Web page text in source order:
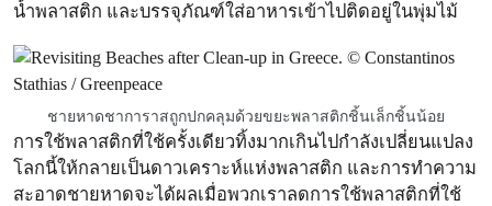
น้ำพลาสติก และบรรจุภัณฑ์ใส่อาหารเข้าไปติดอยู่ในพุ่มไม้
ชายหาดชาการาสถูกปกคลุมด้วยขยะพลาสติกชิ้นเล็กชิ้นน้อย
การใช้พลาสติกที่ใช้ครั้งเดียวทิ้งมากเกินไปกำลังเปลี่ยนแปลง
โลกนี้ให้กลายเป็นดาวเคราะห์แห่งพลาสติก และการทำความ
สะอาดชายหาดจะได้ผลเมื่อพวกเราลดการใช้พลาสติกที่ใช้